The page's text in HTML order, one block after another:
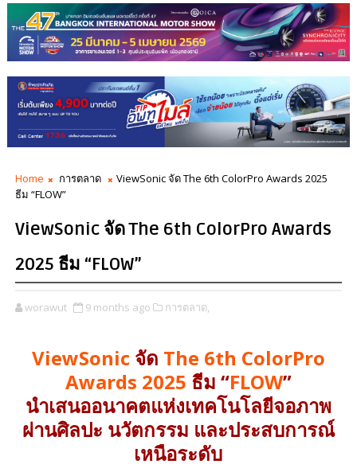
Home การตลาด
ViewSonic จัด The 6th ColorPro Awards 2025
ธีม “FLOW”
ViewSonic จัด The 6th ColorPro Awards
2025 ธีม “FLOW”
worawut 9 months ago การตลาด,
ViewSonicจัด The 6th ColorPro
Awards 2025 ธีม “FLOW”
นำเสนออนาคตแห่งเทคโนโลยีจอภาพ
ผ่านศิลปะ นวัตกรรม และประสบการณ์
เหนือระดับ